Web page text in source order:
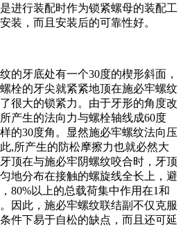
进行装配时作为锁紧螺母的装配工
装，而且安装后的可靠性好。
的牙底处有一个30度的楔形斜面，
栓的牙尖就紧紧地顶在施必牢螺纹
很大的锁紧力。由于牙形的角度改
产生的法向力与螺栓轴线成60度
的30度角。显然施必牢螺纹法向压
,所产生的防松摩擦力也就必然大
顶在与施必牢阴螺纹咬合时，牙顶
地分布在接触的螺旋线全长上，避
80%以上的总载荷集中作用在1和
因此，施必牢螺纹联结副不仅克服
件下易于自松的缺点，而且还可延